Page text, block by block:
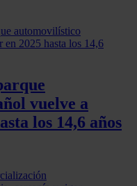
vuelve a
los 14,6 años